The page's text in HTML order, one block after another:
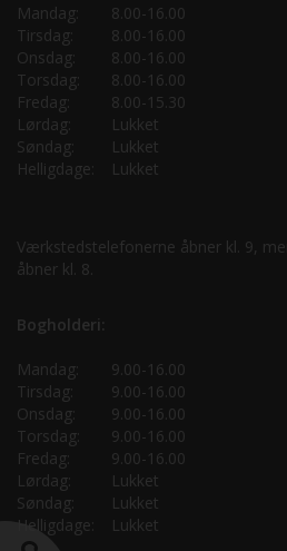
Mandag:
8.00-16.00
Tirsdag:
8.00-16.00
Onsdag:
8.00-16.00
Torsdag:
8.00-16.00
Fredag:
8.00-15.30
Lørdag:
Lukket
Søndag:
Lukket
Helligdage:
Lukket
Værkstedstelefonerne åbner kl. 9,
åbner kl. 8.
Bogholderi:
Mandag:
9.00-16.00
Tirsdag:
9.00-16.00
Onsdag:
9.00-16.00
Torsdag:
9.00-16.00
Fredag:
9.00-16.00
Lørdag:
Lukket
Søndag:
Lukket
Helligdage:
Lukket